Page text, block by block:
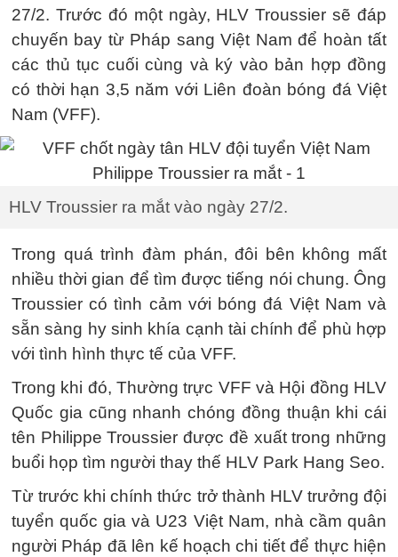
27/2. Trước đó một ngày, HLV Troussier sẽ đáp
chuyến bay từ Pháp sang Việt Nam để hoàn tất
các thủ tục cuối cùng và ký vào bản hợp đồng
có thời hạn 3,5 năm với Liên đoàn bóng đá Việt
Nam (VFF).
HLV Troussier ra mắt vào ngày 27/2.
Trong quá trình đàm phán, đôi bên không mất
nhiều thời gian để tìm được tiếng nói chung. Ông
Troussier có tình cảm với bóng đá Việt Nam và
sẵn sàng hy sinh khía cạnh tài chính để phù hợp
với tình hình thực tế của VFF.
Trong khi đó, Thường trực VFF và Hội đồng HLV
Quốc gia cũng nhanh chóng đồng thuận khi cái
tên Philippe Troussier được đề xuất trong những
buổi họp tìm người thay thế HLV Park Hang Seo.
Từ trước khi chính thức trở thành HLV trưởng đội
tuyển quốc gia và U23 Việt Nam, nhà cầm quân
người Pháp đã lên kế hoạch chi tiết để thực hiện